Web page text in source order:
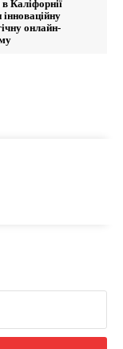
Каліфорнії
інноваційну
онлайн-